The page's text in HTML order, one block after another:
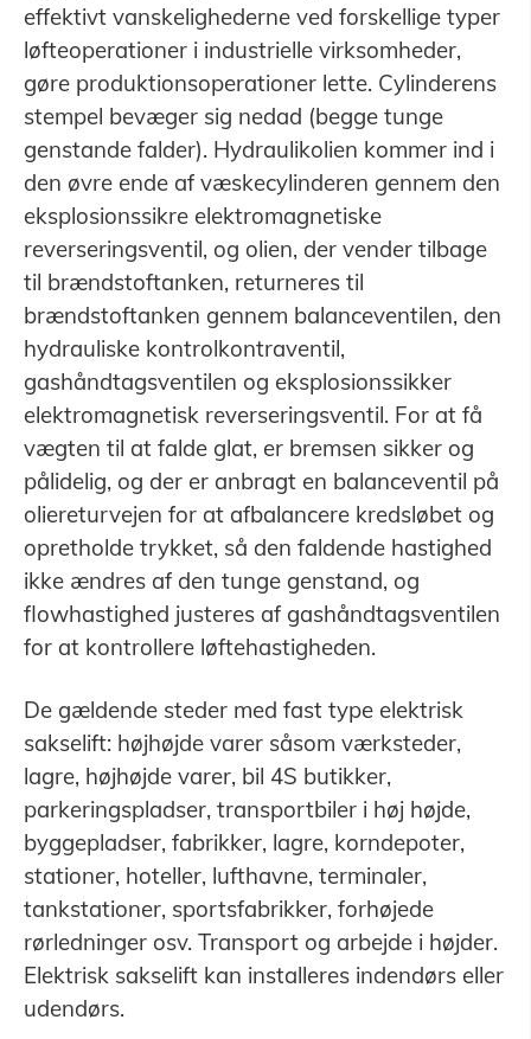
effektivt vanskelighederne ved forskellige typer
løfteoperationer i industrielle virksomheder,
gøre produktionsoperationer lette. Cylinderens
stempel bevæger sig nedad (begge tunge
genstande falder). Hydraulikolien kommer ind i
den øvre ende af væskecylinderen gennem den
eksplosionssikre elektromagnetiske
reverseringsventil, og olien, der vender tilbage
til brændstoftanken, returneres til
brændstoftanken gennem balanceventilen, den
hydrauliske kontrolkontraventil,
gashåndtagsventilen og eksplosionssikker
elektromagnetisk reverseringsventil. For at få
vægten til at falde glat, er bremsen sikker og
pålidelig, og der er anbragt en balanceventil på
oliereturvejen for at afbalancere kredsløbet og
opretholde trykket, så den faldende hastighed
ikke ændres af den tunge genstand, og
flowhastighed justeres af gashåndtagsventilen
for at kontrollere løftehastigheden.
De gældende steder med fast type elektrisk
sakselift: højhøjde varer såsom værksteder,
lagre, højhøjde varer, bil 4S butikker,
parkeringspladser, transportbiler i høj højde,
byggepladser, fabrikker, lagre, korndepoter,
stationer, hoteller, lufthavne, terminaler,
tankstationer, sportsfabrikker, forhøjede
rørledninger osv. Transport og arbejde i højder.
Elektrisk sakselift kan installeres indendørs eller
udendørs.